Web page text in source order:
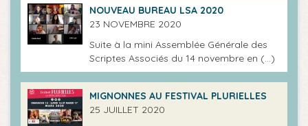
NOUVEAU BUREAU LSA 2020
23 NOVEMBRE 2020
Suite à la mini Assemblée Générale des
Scriptes Associés du 14 novembre en (…)
MIGNONNES AU FESTIVAL PLURIELLES
25 JUILLET 2020